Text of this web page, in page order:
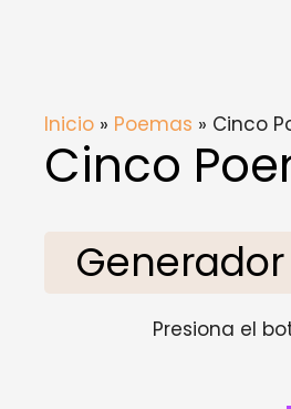
Inicio » Poemas » Cinco
Cinco
Presiona el